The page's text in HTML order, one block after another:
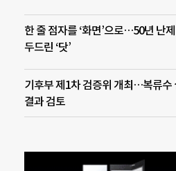
한 줄 점자를 ‘화면’으로…50년 난
두드린 ‘닷’
기후부 제1차 검증위 개최…복류수
결과 검토